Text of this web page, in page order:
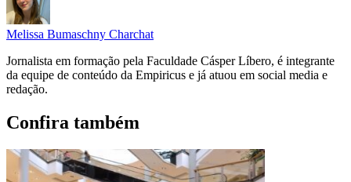
Melissa Bumaschny Charchat
Jornalista em formação pela Faculdade Cásper Líbero, é integrante
da equipe de conteúdo da Empiricus e já atuou em social media e
redação.
Confira também